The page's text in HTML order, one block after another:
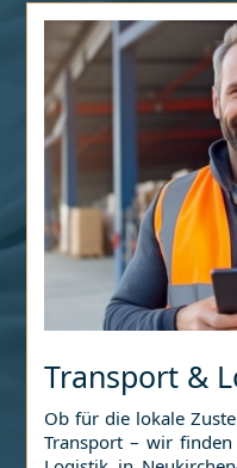
Transport &
Ob für die lokale
Transport – wir